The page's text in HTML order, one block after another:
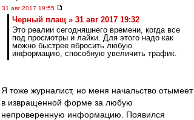
31 авг 2017 19:55
Черный плащ » 31 авг 2017 19:32
Это реалии сегодняшнего времени, когда все
под просмотры и лайки. Для этого надо как
можно быстрее вбросить любую
информацию, способную увеличить трафик.
Я тоже журналист, но меня начальство отымеет
в извращенной форме за любую
непроверенную информацию. Появился